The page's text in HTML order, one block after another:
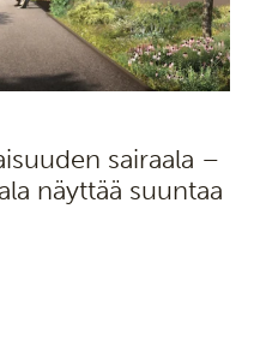
sairaala –
näyttää suuntaa